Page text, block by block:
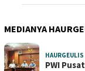
MEDIANYA
HAURGEULIS
PWI